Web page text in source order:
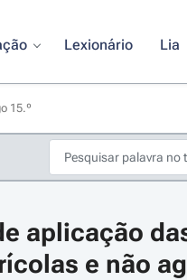
Lexionário Lia
15.º
aplicação
e não